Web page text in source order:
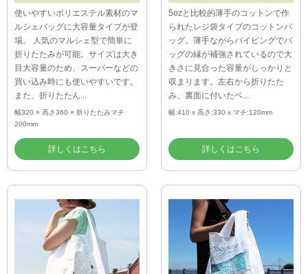
使いやすいポリエステル素材のマ
ルシェバッグに大容量タイプが登
場。 人気のマルシェ型で簡単に
折りたたみが可能。サイズは大き
目大容量のため、スーパーなどの
買い込み時にも使いやすいです。
また、折りたたん...
幅320 × 高さ360 × 折りたたみマチ
200mm
詳しくはこちら
5ozと比較的薄手のコットンで作
られたレジ袋タイプのコットンバ
ッグ。薄手ながらパイピングでバ
ッグの縁が補強されているので大
きさに見合った容量がしっかりと
収まります。左右から折りたた
み、裏面に付いたベ...
幅:410 x 高さ:330 x マチ:120mm
詳しくはこちら